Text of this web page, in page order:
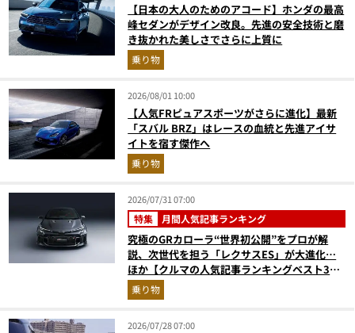
【日本の大人のためのアコード】ホンダの最高
峰セダンがデザイン改良。先進の安全技術と磨
き抜かれた美しさでさらに上質に
乗り物
2026/08/01 10:00
【人気FRピュアスポーツがさらに進化】最新
「スバル BRZ」はレースの血統と先進アイサ
イトを宿す傑作へ
乗り物
2026/07/31 07:00
特集 月間人気記事ランキング
究極のGRカローラ“世界初公開”をプロが解
説、次世代を担う「レクサスES」が大進化…
ほか【クルマの人気記事ランキングベスト3】
（2026年6月版）
乗り物
2026/07/28 07:00